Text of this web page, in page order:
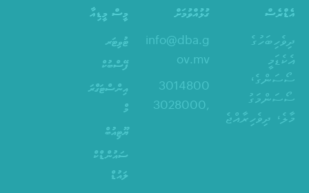
އެޑްރެސް
ދިވެހިބަހުގެ
އެކެޑަމީ
ސޯސަންގެ،
ސޯސަންމަގު
މާލެ، ދިވެހިރާއްޖެ
ގުޅުއްވުމަށް
info@dba.g
ov.mv
3014800
,3028000
މީސް މީޑިއާ
ޓުވިޓަރ
ފޭސްބުކް
އިންސްޓަގްރަ
މް
ޔޫޓިއުބް
ސައުންޑްކް
ލައުޑް